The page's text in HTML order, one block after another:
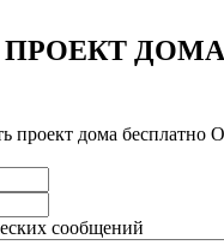
проект дома бесплатно
сообщений